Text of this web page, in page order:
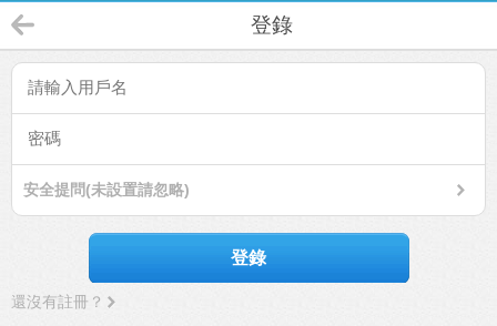
登錄
安全提問(未設置請忽略)
登錄
還沒有註冊？